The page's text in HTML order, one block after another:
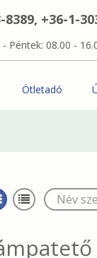
8389, +36-1-
Péntek: 08.00 -
Ötletadó